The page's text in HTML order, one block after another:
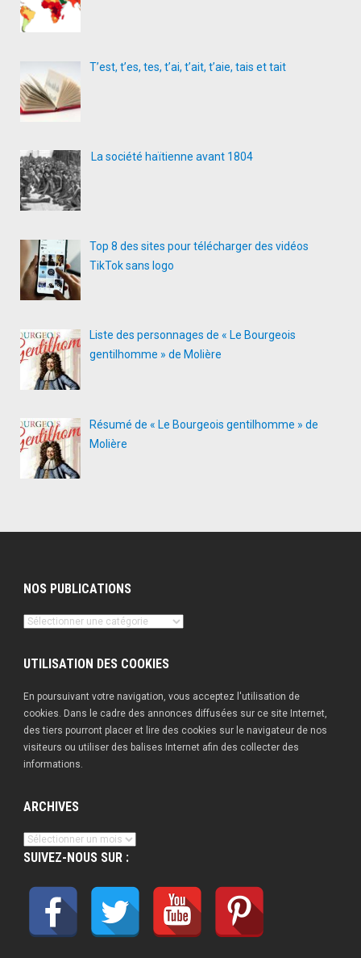
T’est, t’es, tes, t’ai, t’ait, t’aie, tais et tait
La société haïtienne avant 1804
Top 8 des sites pour télécharger des vidéos
TikTok sans logo
Liste des personnages de « Le Bourgeois
gentilhomme » de Molière
Résumé de « Le Bourgeois gentilhomme » de
Molière
NOS PUBLICATIONS
Nos
UTILISATION DES COOKIES
En poursuivant votre navigation, vous acceptez l'utilisation de
cookies. Dans le cadre des annonces diffusées sur ce site Internet,
des tiers pourront placer et lire des cookies sur le navigateur de nos
visiteurs ou utiliser des balises Internet afin des collecter des
informations.
ARCHIVES
Archives
SUIVEZ-NOUS SUR :